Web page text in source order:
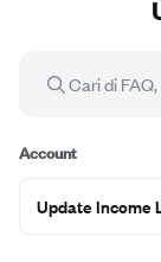
Account
Update Income